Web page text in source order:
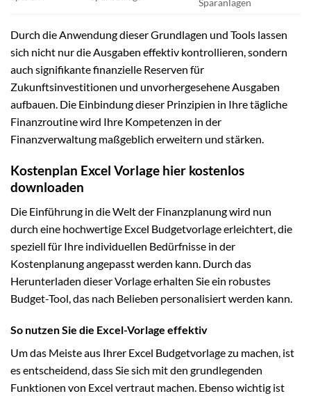
Sparanlagen
Durch die Anwendung dieser Grundlagen und Tools lassen
sich nicht nur die Ausgaben effektiv kontrollieren, sondern
auch signifikante finanzielle Reserven für
Zukunftsinvestitionen und unvorhergesehene Ausgaben
aufbauen. Die Einbindung dieser Prinzipien in Ihre tägliche
Finanzroutine wird Ihre Kompetenzen in der
Finanzverwaltung maßgeblich erweitern und stärken.
Kostenplan Excel Vorlage hier kostenlos
downloaden
Die Einführung in die Welt der Finanzplanung wird nun
durch eine hochwertige Excel Budgetvorlage erleichtert, die
speziell für Ihre individuellen Bedürfnisse in der
Kostenplanung angepasst werden kann. Durch das
Herunterladen dieser Vorlage erhalten Sie ein robustes
Budget-Tool, das nach Belieben personalisiert werden kann.
So nutzen Sie die Excel-Vorlage effektiv
Um das Meiste aus Ihrer Excel Budgetvorlage zu machen, ist
es entscheidend, dass Sie sich mit den grundlegenden
Funktionen von Excel vertraut machen. Ebenso wichtig ist